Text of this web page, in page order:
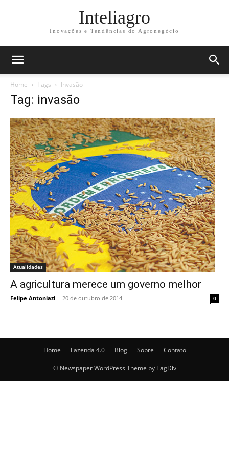
Inteliagro
Inovações e Tendências do Agronegócio
Home Tags Invasão
Tag: invasão
Atualidades
A agricultura merece um governo melhor
Felipe Antoniazi - 20 de outubro de 2014 0
Home Fazenda 4.0 Blog Sobre Contato
© Newspaper WordPress Theme by TagDiv